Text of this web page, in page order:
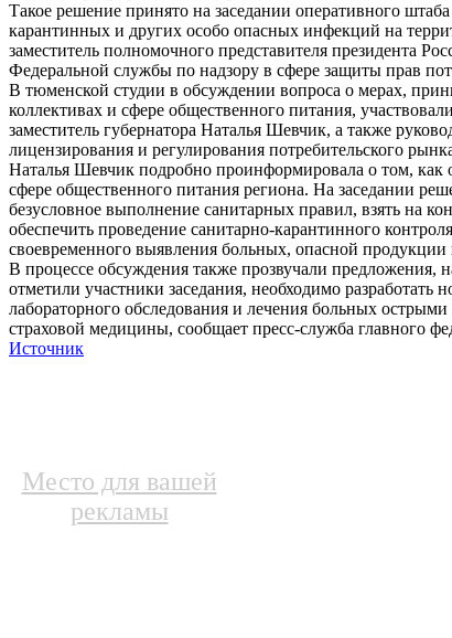
Такое решение принято на заседании оперативного
карантинных и других особо опасных инфекций на
заместитель полномочного представителя президента
Федеральной службы по надзору в сфере защиты прав
В тюменской студии в обсуждении вопроса о мерах,
коллективах и сфере общественного питания,
заместитель губернатора Наталья Шевчик, а также
лицензирования и регулирования потребительского
Наталья Шевчик подробно проинформировала о том,
сфере общественного питания региона. На заседании
безусловное выполнение санитарных правил, взять на
обеспечить проведение санитарно-карантинного
своевременного выявления больных, опасной
В процессе обсуждения также прозвучали
отметили участники заседания, необходимо разработать
лабораторного обследования и лечения больных
страховой медицины, сообщает пресс-служба главного
Источник
Место для вашей
рекламы